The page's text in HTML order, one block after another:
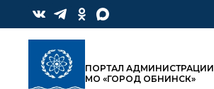
ПОРТАЛ АДМИНИСТРАЦИИ
МО «ГОРОД ОБНИНСК»